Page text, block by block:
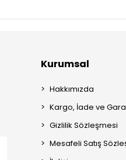
Kurumsal
Hakkımızda
Kargo, İade ve
Gizlilik Sözleşmesi
Mesafeli Satış